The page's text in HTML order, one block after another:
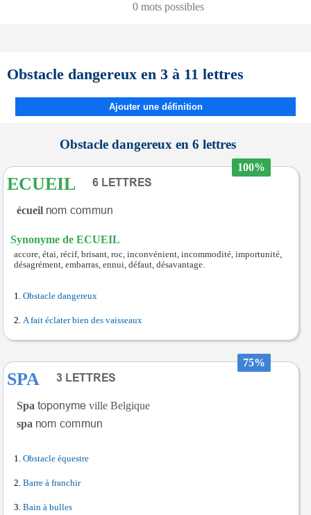
0 mots possibles
Obstacle dangereux en 3 à 11 lettres
Ajouter une définition
Obstacle dangereux en 6 lettres
100%
ECUEIL
écueil
Synonyme de ECUEIL
accore, étai, récif, brisant, roc, inconvénient, incommodité, importunité,
désagrément, embarras, ennui, défaut, désavantage.
Obstacle dangereux
A fait éclater bien des vaisseaux
75%
SPA
Spa
ville Belgique
spa
Obstacle équestre
Barre à franchir
Bain à bulles